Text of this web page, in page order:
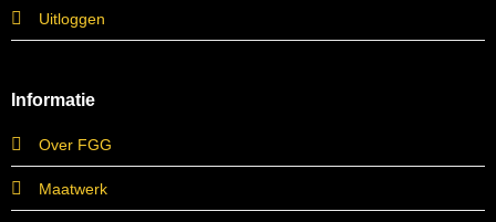
Uitloggen
Informatie
Over FGG
Maatwerk